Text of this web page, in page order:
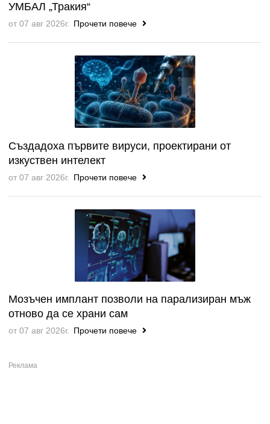
УМБАЛ „Тракия“
от 07 авг 2026г. Прочети повече
Създадоха първите вируси, проектирани от
изкуствен интелект
от 07 авг 2026г. Прочети повече
Мозъчен имплант позволи на парализиран мъж
отново да се храни сам
от 07 авг 2026г. Прочети повече